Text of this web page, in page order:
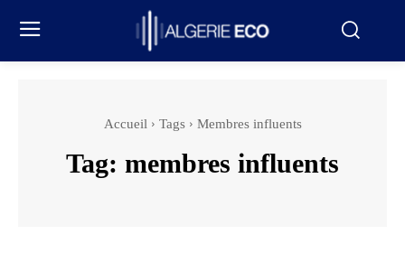
Accueil Tags Membres influents
Tag: membres influents